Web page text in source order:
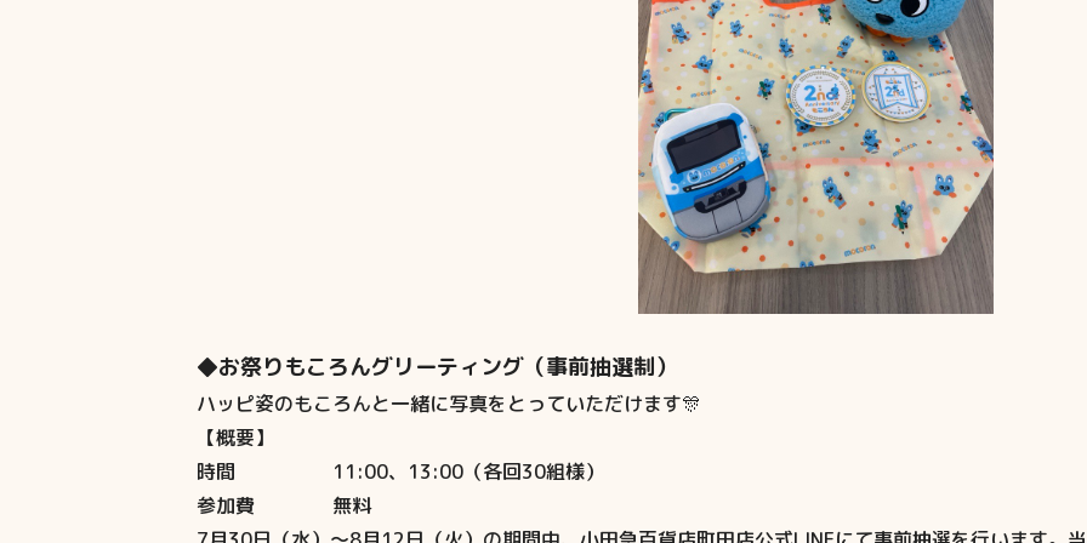
◆お祭りもころんグリーティング（事前抽選制）
ハッピ姿のもころんと一緒に写真をとっていただけます🎊
【概要】
時間 11:00、13:00（各回30組様）
参加費 無料